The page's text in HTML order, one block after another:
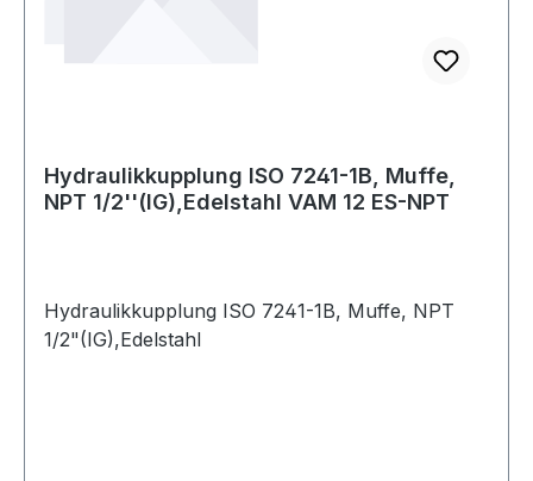
Hydraulikkupplung ISO 7241-1B, Muffe,
NPT 1/2''(IG),Edelstahl VAM 12 ES-NPT
Hydraulikkupplung ISO 7241-1B, Muffe, NPT
1/2"(IG),Edelstahl